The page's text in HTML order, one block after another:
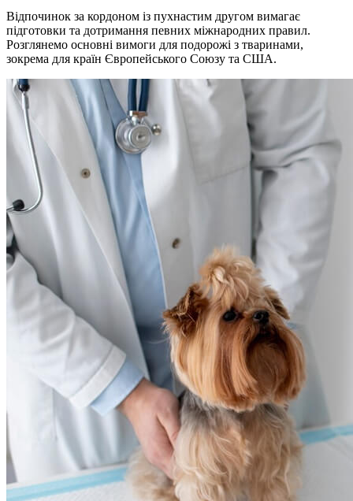
Відпочинок за кордоном із пухнастим другом вимагає
підготовки та дотримання певних міжнародних правил.
Розглянемо основні вимоги для подорожі з тваринами,
зокрема для країн Європейського Союзу та США.